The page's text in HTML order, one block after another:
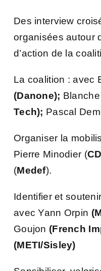
Des interview
organisées autour
d’action de la
La coalition : avec
(Danone);
Tech); Pascal
Organiser la
Pierre Minodier (
(Medef).
Identifier et
avec Yann Orpin
Goujon (French
(METI/Sisley)